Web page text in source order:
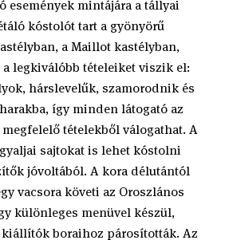
események mintájára a tállyai
kóstolót tart a gyönyörű
a Maillot kastélyban,
a legkiválóbb tételeiket viszik el:
hárslevelűk, szamorodnik és
így minden látogató az
tételekből válogathat. A
sajtokat is lehet kóstolni
jóvoltából. A kora délutántól
vacsora követi az Oroszlános
különleges menüvel készül,
boraihoz párosították. Az